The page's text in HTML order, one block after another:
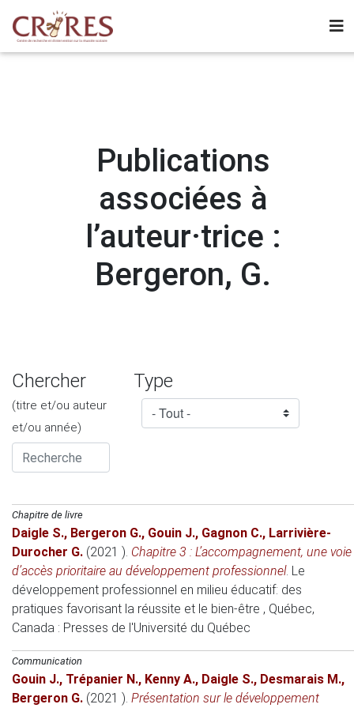
Publications
associées à
l’auteur·trice :
Bergeron, G.
Chercher
(titre et/ou auteur
et/ou année)
Type
Chapitre de livre
Daigle S., Bergeron G., Gouin J., Gagnon C., Larrivière-
Durocher G. (2021 ). Chapitre 3 : L’accompagnement, une voie
d’accès prioritaire au développement professionnel. Le
développement professionnel en milieu éducatif: des
pratiques favorisant la réussite et le bien-être , Québec,
Canada : Presses de l'Université du Québec
Communication
Gouin J., Trépanier N., Kenny A., Daigle S., Desmarais M.,
Bergeron G. (2021 ). Présentation sur le développement